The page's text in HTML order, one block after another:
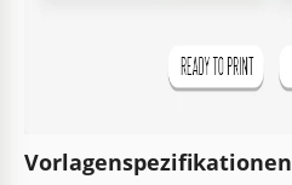
Vorlagenspezifikationen